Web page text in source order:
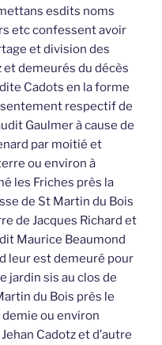
esdits noms
etc confessent avoir
et division des
et demeurés du décès
Cadots en la forme
respectif de
Gaulmer à cause de
par moitié et
ou environ à
les Friches près la
de St Martin du Bois
de Jacques Richard et
Maurice Beaumond
leur est demeuré pour
jardin sis au clos de
du Bois près le
ou environ
Cadotz et d’autre